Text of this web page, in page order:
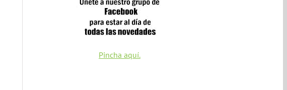
Pincha aquí.